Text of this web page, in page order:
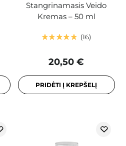
Stangrinamasis Veido
Kremas – 50 ml
16
20,50 €
PRIDĖTI Į KREPŠELĮ